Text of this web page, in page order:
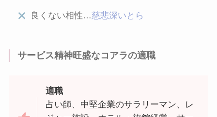
良くない相性…慈悲深いとら
サービス精神旺盛なコアラの適職
適職
占い師、中堅企業のサラリーマン、レ